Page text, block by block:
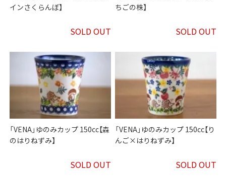
インさくらんぼ】
SOLD OUT
ちごの株】
SOLD OUT
「VENA」ゆのみカップ 150cc【森
のはりねずみ】
SOLD OUT
「VENA」ゆのみカップ 150cc【り
んご×はりねずみ】
SOLD OUT